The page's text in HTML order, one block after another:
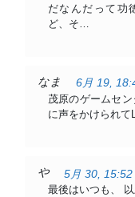
だなんだって功
ど、そ…
なま
6月 19,
茂原のゲームセ
に声をかけられ
や
5月 30, 15:52
最後はいつも、